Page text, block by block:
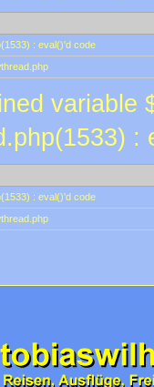
: eval()'d code
variable
:
: eval()'d code